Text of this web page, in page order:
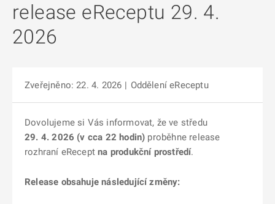
release eReceptu 29. 4.
2026
Zveřejněno: 22. 4. 2026 | Oddělení eReceptu
Dovolujeme si Vás informovat, že ve středu
29. 4. 2026 (v cca 22 hodin) proběhne release
rozhraní eReceptna produkční prostředí.
Release obsahuje následující změny: